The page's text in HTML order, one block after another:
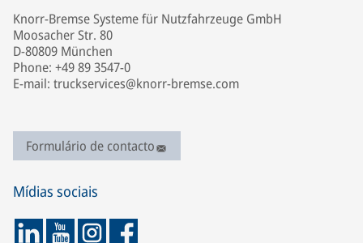
Knorr-Bremse Systeme für Nutzfahrzeuge GmbH
Moosacher Str. 80
D-80809 München
Phone: +49 89 3547-0
E-mail: truckservices@knorr-bremse.com
Formulário de contacto
Mídias sociais